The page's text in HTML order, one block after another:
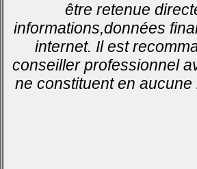
être retenue
informations,données
internet. Il est
conseiller professionnel
ne constituent en